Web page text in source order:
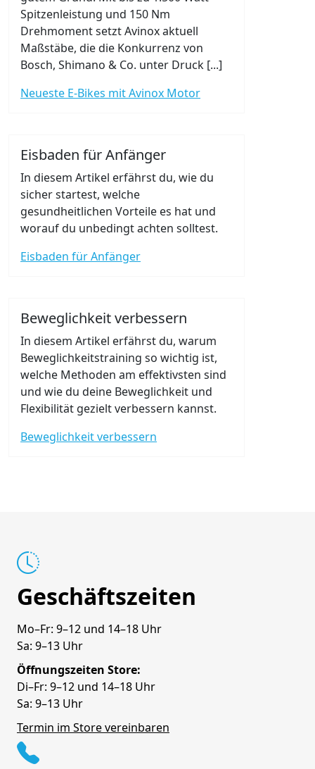
Spitzenleistung und 150 Nm
Drehmoment setzt Avinox aktuell
Maßstäbe, die die Konkurrenz von
Bosch, Shimano & Co. unter Druck [...]
Neueste E-Bikes mit Avinox Motor
Eisbaden für Anfänger
In diesem Artikel erfährst du, wie du
sicher startest, welche
gesundheitlichen Vorteile es hat und
worauf du unbedingt achten solltest.
Eisbaden für Anfänger
Beweglichkeit verbessern
In diesem Artikel erfährst du, warum
Beweglichkeitstraining so wichtig ist,
welche Methoden am effektivsten sind
und wie du deine Beweglichkeit und
Flexibilität gezielt verbessern kannst.
Beweglichkeit verbessern
Geschäftszeiten
Mo–Fr: 9–12 und 14–18 Uhr
Sa: 9–13 Uhr
Öffnungszeiten Store:
Di–Fr: 9–12 und 14–18 Uhr
Sa: 9–13 Uhr
Termin im Store vereinbaren